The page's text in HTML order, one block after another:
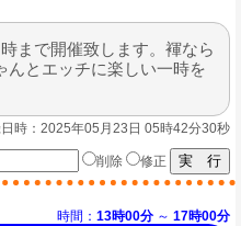
まで開催致します。褌なら
んとエッチに楽しい一時を
時：2025年05月23日 05時42分30秒
削除 修正
時間： 13時00分 ～ 17時00分